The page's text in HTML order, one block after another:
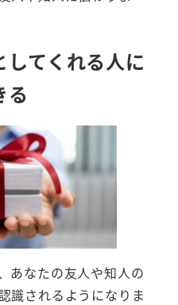
てくれる人に
る
なたの友人や知人の
識されるようになりま